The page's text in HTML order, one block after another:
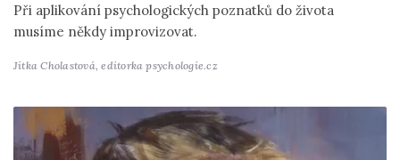
Při aplikování psychologických poznatků do života
musíme někdy improvizovat.
Jitka Cholastová,editorka psychologie.cz